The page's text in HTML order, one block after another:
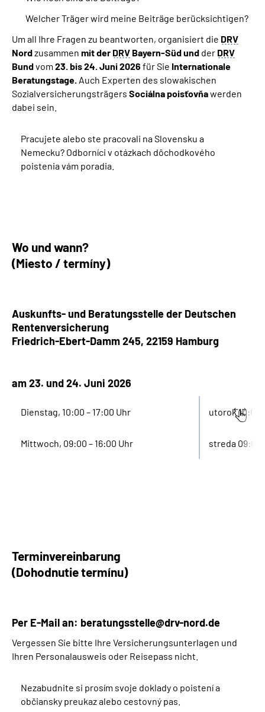
Welcher Träger wird meine Beiträge berücksichtigen?
Um all Ihre Fragen zu beantworten, organisiert die DRV
Nordzusammen mit der DRV Bayern-Süd und der DRV
Bundvom 23.bis 24. Juni 2026 für Sie Internationale
Beratungstage. Auch Experten des slowakischen
Sozialversicherungsträgers Sociálna poisťovňawerden
dabei sein.
Pracujete alebo ste pracovali na Slovensku a
Nemecku? Odborníci v otázkach dôchodkového
poistenia vám poradia.
Wo und wann?
(Miesto / termíny)
Auskunfts- und Beratungsstelle der Deutschen
Rentenversicherung
Friedrich-Ebert-Damm 245, 22159 Hamburg
am 23. und 24. Juni 2026
Dienstag, 10:00 – 17:00 Uhr utorok 10:00
Mittwoch, 09:00 – 16:00 Uhr streda 09:00
Terminvereinbarung
(Dohodnutie termínu)
Per E-Mail an: beratungsstelle@drv-nord.de
Vergessen Sie bitte Ihre Versicherungsunterlagen und
Ihren Personalausweis oder Reisepass nicht.
Nezabudnite si prosím svoje doklady o poistení a
občiansky preukaz alebo cestovný pas.